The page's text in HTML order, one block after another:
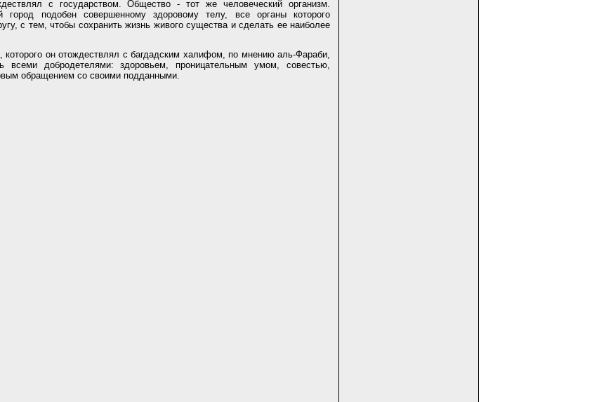
с государством. Общество - тот же человеческий организм.
город подобен совершенному здоровому телу, все органы которого
с тем, чтобы сохранить жизнь живого существа и сделать ее наиболее
которого он отождествлял с багдадским халифом, по мнению аль-Фараби,
всеми добродетелями: здоровьем, проницательным умом, совестью,
обращением со своими подданными.